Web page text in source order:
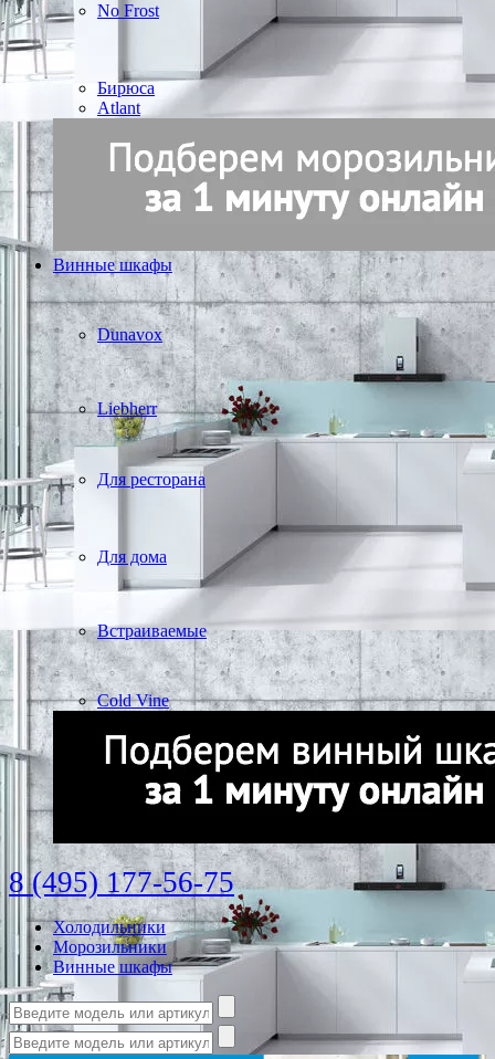
No Frost
Бирюса
Atlant
Винные шкафы
Dunavox
Liebherr
Для ресторана
Для дома
Встраиваемые
Cold Vine
8 (495) 177-56-75
Холодильники
Морозильники
Винные шкафы